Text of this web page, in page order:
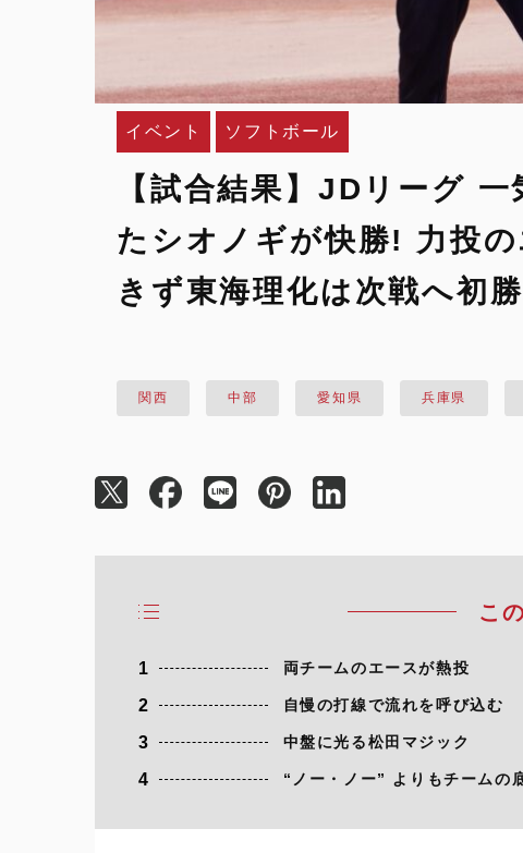
イベント ソフトボール
【試合結果】JDリーグ
たシオノギが快勝! 力投
きず東海理化は次戦へ初
関西 中部 愛知県 兵庫県
こ
1 両チームのエースが熱投
2 自慢の打線で流れを呼び込む
3 中盤に光る松田マジック
4 “ノー・ノー” よりもチームの